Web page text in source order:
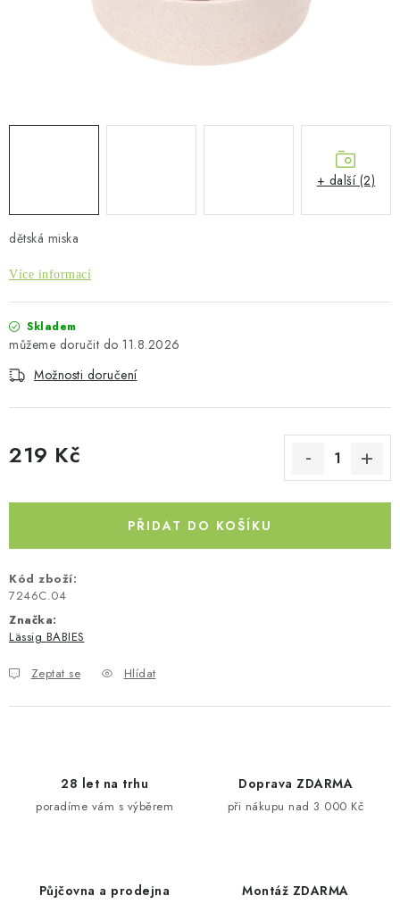
STŘEŠNÍ KOŠE
AUTOSTANY
CESTOVNÍ ZAVAZADLA
DÁRKOVÉ POUKAZY
Moje objednávka
dětská miska
Více informací
Skladem
11.8.2026
Možnosti doručení
219 Kč
PŘIDAT DO KOŠÍKU
Kód zboží:
7246C.04
Značka:
Lässig BABIES
Zeptat se Hlídat
+ další (2)
28 let na trhu
poradíme vám s výběrem
Doprava ZDARMA
při nákupu nad 3 000 Kč
Půjčovna a prodejna Montáž ZDARMA